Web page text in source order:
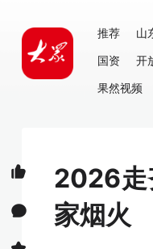
推荐 山
国资
开
果然视频
2026走
家烟火